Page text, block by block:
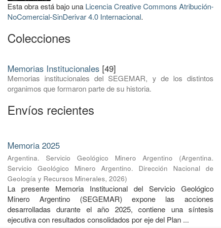
Esta obra está bajo una Licencia Creative Commons Atribución-
NoComercial-SinDerivar 4.0 Internacional.
Colecciones
Memorias Institucionales [49]
Memorias institucionales del SEGEMAR, y de los distintos
organimos que formaron parte de su historia.
Envíos recientes
Memoria 2025
Argentina. Servicio Geológico Minero Argentino (Argentina.
Servicio Geológico Minero Argentino. Dirección Nacional de
Geología y Recursos Minerales, 2026)
La presente Memoria Institucional del Servicio Geológico
Minero Argentino (SEGEMAR) expone las acciones
desarrolladas durante el año 2025, contiene una síntesis
ejecutiva con resultados consolidados por eje del Plan ...